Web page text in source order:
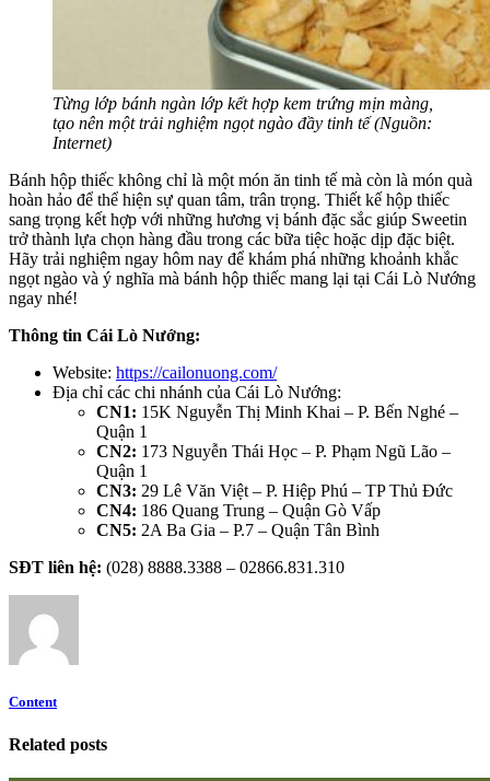
Từng lớp bánh ngàn lớp kết hợp kem trứng mịn màng,
tạo nên một trải nghiệm ngọt ngào đầy tinh tế (Nguồn:
Internet)
Bánh hộp thiếc không chỉ là một món ăn tinh tế mà còn là món quà
hoàn hảo để thể hiện sự quan tâm, trân trọng. Thiết kế hộp thiếc
sang trọng kết hợp với những hương vị bánh đặc sắc giúp Sweetin
trở thành lựa chọn hàng đầu trong các bữa tiệc hoặc dịp đặc biệt.
Hãy trải nghiệm ngay hôm nay để khám phá những khoảnh khắc
ngọt ngào và ý nghĩa mà bánh hộp thiếc mang lại tại Cái Lò Nướng
ngay nhé!
Thông tin Cái Lò Nướng:
Website: https://cailonuong.com/
Địa chỉ các chi nhánh của Cái Lò Nướng:
CN1: 15K Nguyễn Thị Minh Khai – P. Bến Nghé –
Quận 1
CN2: 173 Nguyễn Thái Học – P. Phạm Ngũ Lão –
Quận 1
CN3: 29 Lê Văn Việt – P. Hiệp Phú – TP Thủ Đức
CN4: 186 Quang Trung – Quận Gò Vấp
CN5: 2A Ba Gia – P.7 – Quận Tân Bình
SĐT liên hệ: (028) 8888.3388 – 02866.831.310
Content
Related posts